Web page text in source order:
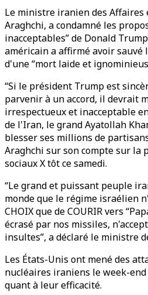
Le ministre iranien des Affaires
Araghchi, a condamné les
inacceptables” de Donald
américain a affirmé avoir
d'une “mort laide et
“Si le président Trump est
parvenir à un accord, il devrait
irrespectueux et inacceptable
de l'Iran, le grand Ayatollah
blesser ses millions de
Araghchi sur son compte sur la
sociaux X tôt ce samedi.
“Le grand et puissant peuple
monde que le régime israélien
CHOIX que de COURIR vers
écrasé par nos missiles,
insultes”, a déclaré le ministre
Les États-Unis ont mené des
nucléaires iraniens le week-end
quant à leur efficacité.